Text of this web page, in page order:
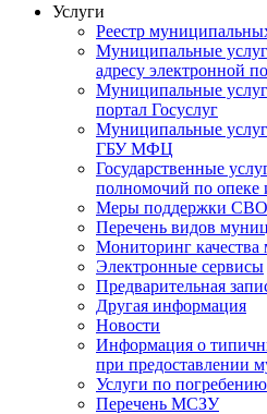
Услуги
Реестр
Муниципальные
адресу электронной
Муниципальные
портал Госуслуг
Муниципальные
ГБУ МФЦ
Государственные
полномочий по опеке
Меры поддержки СВО
Перечень видов
Мониторинг
Электронные сервисы
Предварительная
Другая информация
Новости
Информация о
при предоставлении
Услуги по погребению
Перечень МСЗУ